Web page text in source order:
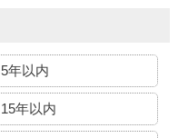
5年以内
15年以内